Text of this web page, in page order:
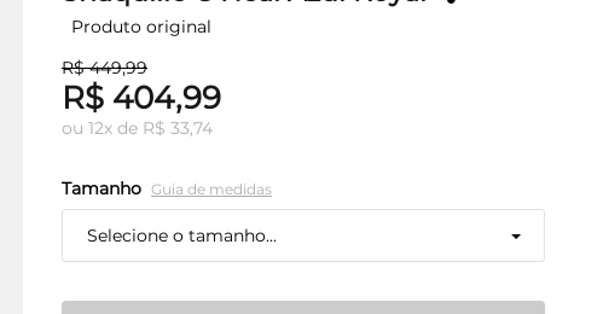
Produto original
R$ 449,99
R$ 404,99
ou 12x de R$ 33,74
Tamanho Guia de medidas
Selecione o tamanho...